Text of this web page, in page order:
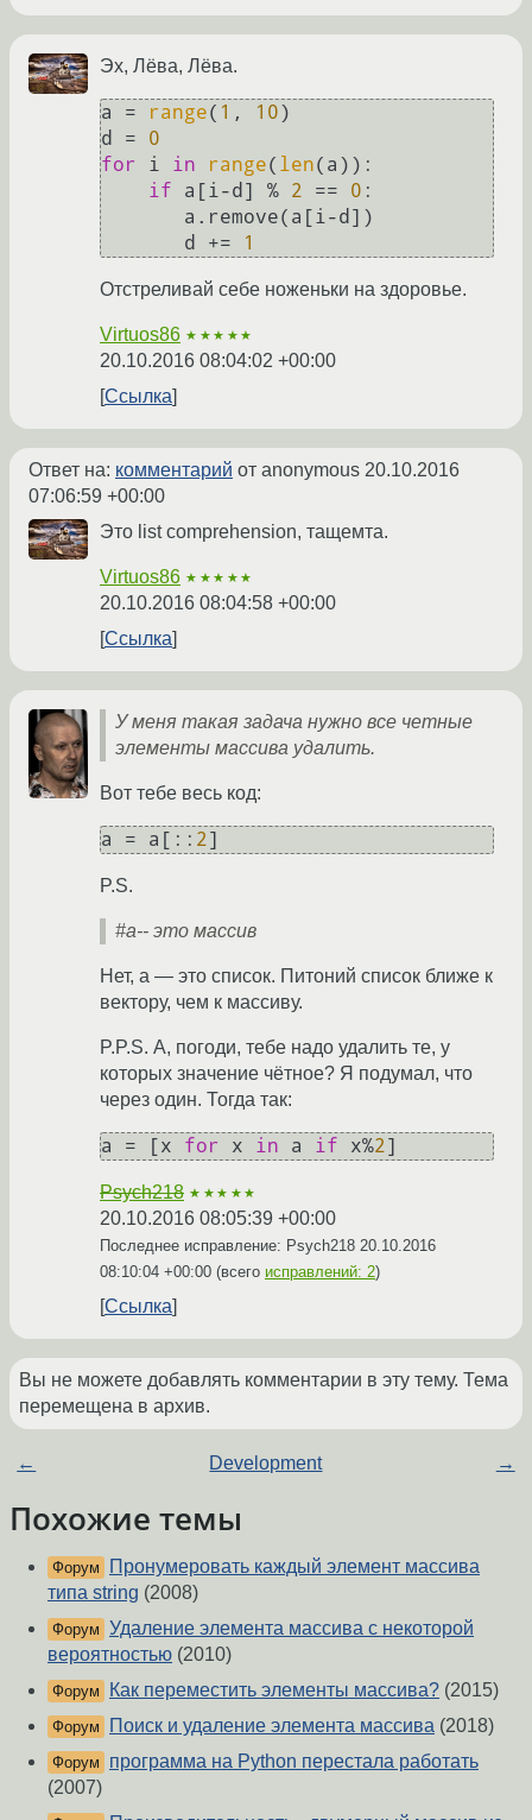
Эх, Лёва, Лёва.
a = range( 1 , 10)
d = 0
for
i in range( len(a)):
if a[i-d] % 2 == 0 :
       d +=
1
Отстреливай себе ноженьки на здоровье.
Virtuos86 ★★★★★
20.10.2016 08:04:02 +00:00
Ссылка
Ответ на: комментарий от anonymous 20.10.2016
07:06:59 +00:00
Это list comprehension, тащемта.
Virtuos86 ★★★★★
20.10.2016 08:04:58 +00:00
Ссылка
У меня такая задача нужно все четные
элементы массива удалить.
Вот тебе весь код:
a = a[:: 2]
P.S.
#a-- это массив
Нет, a — это список. Питоний список ближе к
вектору, чем к массиву.
P.P.S. А, погоди, тебе надо удалить те, у
которых значение чётное? Я подумал, что
через один. Тогда так:
a = [x for x in a if x%2]
Psych218 ★★★★★
20.10.2016 08:05:39 +00:00
Последнее исправление: Psych218 20.10.2016
08:10:04 +00:00 (всего исправлений: 2)
Ссылка
Вы не можете добавлять комментарии в эту тему. Тема
перемещена в архив.
← Development →
Похожие темы
Форум
Пронумеровать каждый элемент массива
типа string (2008)
Форум Удаление элемента массива с некоторой
вероятностью (2010)
Форум Как переместить элементы массива? (2015)
Форум Поиск и удаление элемента массива (2018)
Форум
программа на Python перестала работать
(2007)